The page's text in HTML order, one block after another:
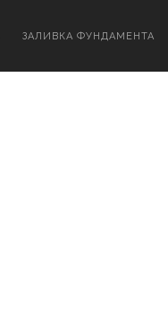
ЗАЛИВКА ФУНДАМЕНТА